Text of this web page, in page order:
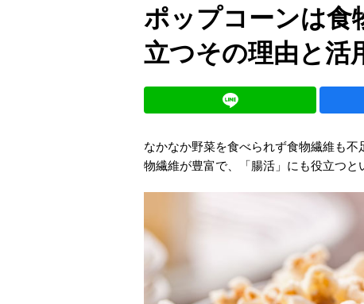
ポップコーンは食
立つその理由と活
なかなか野菜を食べられず食物繊維も
物繊維が豊富で、「腸活」にも役立つと